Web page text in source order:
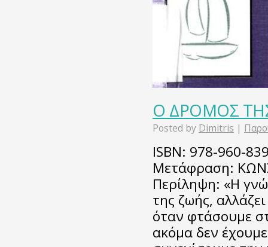
Ο ΔΡΟΜΟΣ
Posted by Dimitris |
ISBN: 978-960-
Μετάφραση:
Περίληψη: «Η
της ζωής,
όταν φτάσουµε
ακόµα δεν